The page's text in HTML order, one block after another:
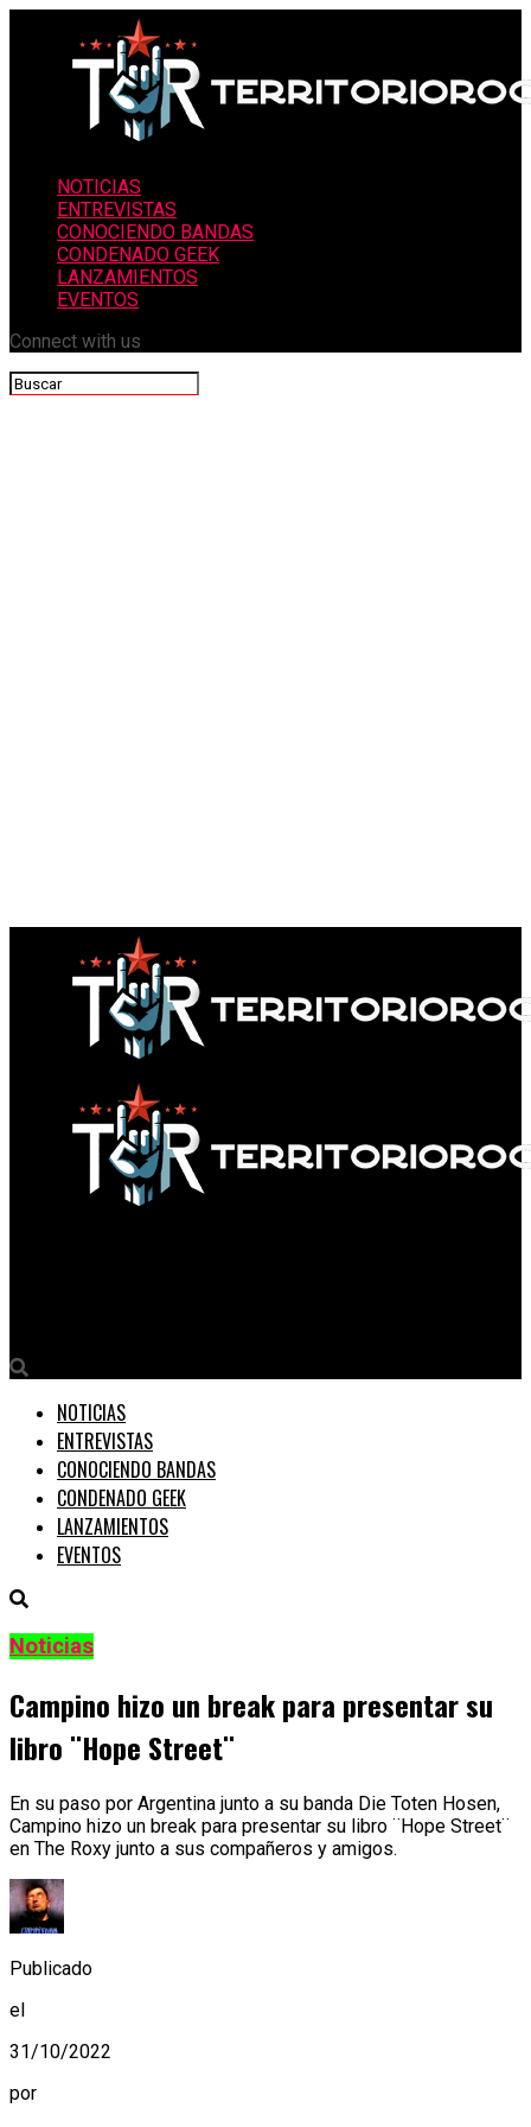
NOTICIAS
ENTREVISTAS
CONOCIENDO BANDAS
CONDENADO GEEK
LANZAMIENTOS
EVENTOS
Connect with us
NOTICIAS
ENTREVISTAS
CONOCIENDO BANDAS
CONDENADO GEEK
LANZAMIENTOS
EVENTOS
Noticias
Campino hizo un break para presentar su
libro ¨Hope Street¨
En su paso por Argentina junto a su banda Die Toten Hosen,
Campino hizo un break para presentar su libro ¨Hope Street¨
en The Roxy junto a sus compañeros y amigos.
Publicado
el
31/10/2022
por